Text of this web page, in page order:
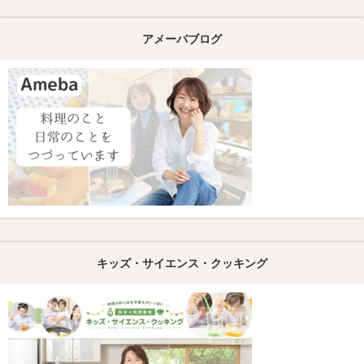
アメーバブログ
キッズ・サイエンス・クッキング